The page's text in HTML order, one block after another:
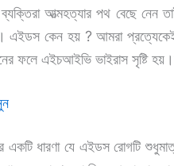
আত্মহত্যার পথ বেছে নেন
কেন হয় ? আমরা প্রত্যেকেই
ফলে এইচআইভি ভাইরাস সৃষ্টি
একটি ধারণা যে এইডস রোগটি